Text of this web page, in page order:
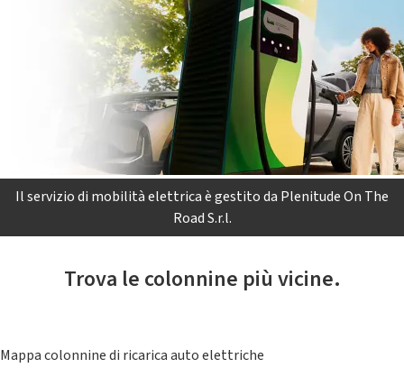
Il servizio di mobilità elettrica è gestito da Plenitude On The
Road S.r.l.
Trova le colonnine più vicine.
Mappa colonnine di ricarica auto elettriche